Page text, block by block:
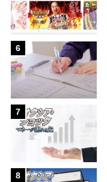
6
7
8